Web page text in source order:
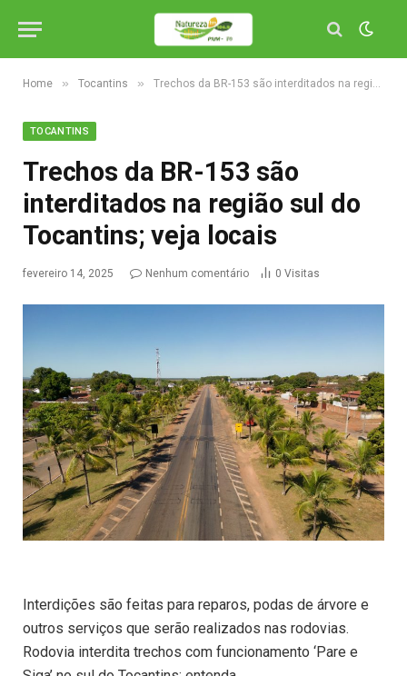
Home » Tocantins » Trechos da BR-153 são interditados na região sul do Tocantins; veja locais
TOCANTINS
Trechos da BR-153 são
interditados na região sul do
Tocantins; veja locais
fevereiro 14, 2025 Nenhum comentário 0 Visitas
Interdições são feitas para reparos, podas de árvore e
outros serviços que serão realizados nas rodovias.
Rodovia interdita trechos com funcionamento ‘Pare e